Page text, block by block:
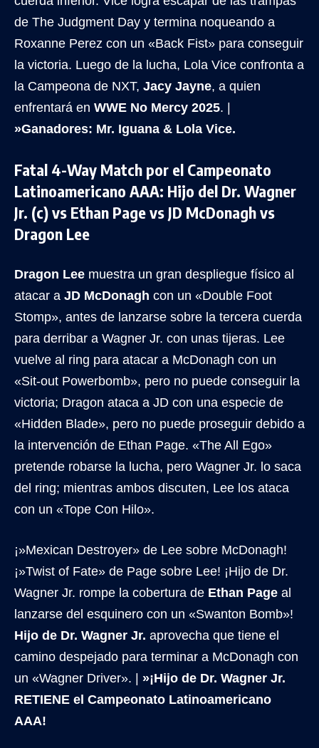
de The Judgment Day y termina noqueando a
Roxanne Perez con un «Back Fist» para conseguir
la victoria. Luego de la lucha, Lola Vice confronta a
la Campeona de NXT, Jacy Jayne, a quien
enfrentará en WWE No Mercy 2025. |
»Ganadores: Mr. Iguana & Lola Vice.
Fatal 4-Way Match por el Campeonato
Latinoamericano AAA: Hijo del Dr. Wagner
Jr. (c) vs Ethan Page vs JD McDonagh vs
Dragon Lee
Dragon Lee muestra un gran despliegue físico al
atacar a JD McDonagh con un «Double Foot
Stomp», antes de lanzarse sobre la tercera cuerda
para derribar a Wagner Jr. con unas tijeras. Lee
vuelve al ring para atacar a McDonagh con un
«Sit-out Powerbomb», pero no puede conseguir la
victoria; Dragon ataca a JD con una especie de
«Hidden Blade», pero no puede proseguir debido a
la intervención de Ethan Page. «The All Ego»
pretende robarse la lucha, pero Wagner Jr. lo saca
del ring; mientras ambos discuten, Lee los ataca
con un «Tope Con Hilo».
¡»Mexican Destroyer» de Lee sobre McDonagh!
¡»Twist of Fate» de Page sobre Lee! ¡Hijo de Dr.
Wagner Jr. rompe la cobertura de Ethan Page al
lanzarse del esquinero con un «Swanton Bomb»!
Hijo de Dr. Wagner Jr. aprovecha que tiene el
camino despejado para terminar a McDonagh con
un «Wagner Driver». | »¡Hijo de Dr. Wagner Jr.
RETIENE el Campeonato Latinoamericano
AAA!